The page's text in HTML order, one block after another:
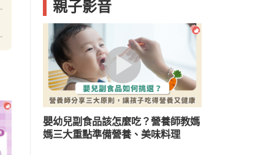
親子影音
嬰幼兒副食品該怎麼吃？營養師教媽
媽三大重點準備營養、美味料理